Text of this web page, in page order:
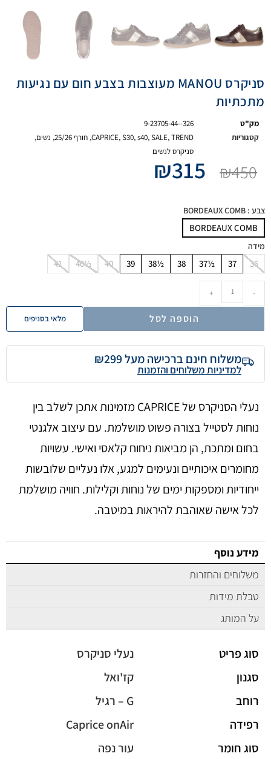
סניקרס MANOU מעוצבות בצבע חום עם נגיעות
מתכתיות
מק"ט
9-23705-44--326
קטגוריות
CAPRICE,S30,s40,SALE,TREND
, חורף 25/26 , נשים,
סניקרס לנשים
₪450
₪315
צבע : BORDEAUX COMB
BORDEAUX COMB
מידה
36
37
37½
38
38½
39
40
40½
41
-
+
הוספה לסל מלאי בסניפים
משלוח חינם ברכישה מעל ₪299
למדיניות משלוחים והזמנות
נעלי הסניקרס של CAPRICE מזמינות אתכן לשלב בין
נוחות לסטייל בצורה פשוט מושלמת. עם עיצוב אלגנטי
בחום ומתכת, הן מביאות ניחוח קלאסי ואישי. עשויות
מחומרים איכותיים ונעימים למגע, אלו נעליים שלובשות
ייחודיות ומספקות ימים של נוחות וקלילות. חוויה מושלמת
לכל אישה שאוהבת להיראות במיטבה.
מידע נוסף
משלוחים והחזרות
טבלת מידות
על המותג
סוג פריט
נעלי סניקרס
סגנון
קז'ואל
רוחב
G – רגיל
רפידה
Caprice onAir
סוג חומר
עור נפה